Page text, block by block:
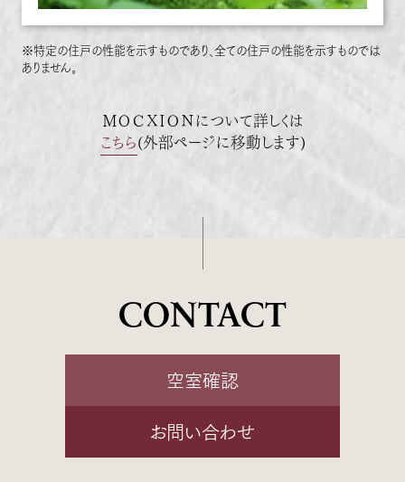
※特定の住戸の性能を示すものであり、全ての住戸の性能を示すものでは
ありません。
ＭＯＣＸＩＯＮについて詳しくは
こちら(外部ページに移動します)
CONTACT
空室確認
お問い合わせ